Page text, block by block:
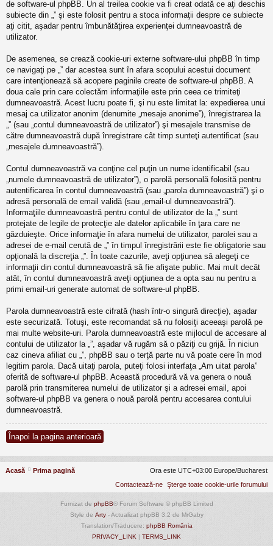
de software-ul phpBB. Un al treilea cookie va fi creat odată ce aţi deschis
subiecte din „” şi este folosit pentru a stoca informaţii despre ce subiecte
aţi citit, aşadar pentru îmbunătăţirea experienţei dumneavoastră de
utilizator.
De asemenea, se crează cookie-uri externe software-ului phpBB în timp
ce navigaţi pe „” dar acestea sunt în afara scopului acestui document
care intenţionează să acopere paginile create de software-ul phpBB. A
doua cale prin care colectăm informaţiile este prin ceea ce trimiteţi
dumneavoastră. Acest lucru poate fi, şi nu este limitat la: expedierea unui
mesaj ca utilizator anonim (denumite „mesaje anonime”), înregistrarea la
„” (sau „contul dumneavoastră de utilizator”) şi mesajele transmise de
către dumneavoastră după înregistrare cât timp sunteţi autentificat (sau
„mesajele dumneavoastră”).
Contul dumneavoastră va conţine cel puţin un nume identificabil (sau
„numele dumneavoastră de utilizator”), o parolă personală folosită pentru
autentificarea în contul dumneavoastră (sau „parola dumneavoastră”) şi o
adresă personală de email validă (sau „email-ul dumneavoastră”).
Informaţiile dumneavoastră pentru contul de utilizator de la „” sunt
protejate de legile de protecţie ale datelor aplicabile în ţara care ne
găzduieşte. Orice informaţie în afara numelui de utilizator, parolei sau a
adresei de e-mail cerută de „” în timpul înregistrării este fie obligatorie sau
opţională la discreţia „”. În toate cazurile, aveţi opţiunea să alegeţi ce
informaţii din contul dumneavoastră să fie afişate public. Mai mult decât
atât, în contul dumneavoastră aveţi opţiunea de a opta sau nu pentru a
primi email-uri generate automat de software-ul phpBB.
Parola dumneavoastră este cifrată (hash într-o singură direcţie), aşadar
este securizată. Totuşi, este recomandat să nu folosiţi aceeaşi parolă pe
mai multe website-uri. Parola dumneavoastră este mijlocul de accesare al
contului de utilizator la „”, aşadar vă rugăm să o păziţi cu grijă. În niciun
caz cineva afiliat cu „”, phpBB sau o terţă parte nu vă poate cere în mod
legitim parola. Dacă uitaţi parola, puteţi folosi interfaţa „Am uitat parola”
oferită de software-ul phpBB. Această procedură vă va genera o nouă
parolă prin transmiterea numelui de utilizator şi a adresei email, apoi
software-ul phpBB va genera o nouă parolă pentru accesarea contului
dumneavoastră.
Înapoi la pagina anterioară
Acasă Prima pagină
Ora este UTC+03:00 Europe/Bucharest
Şterge toate cookie-urile forumului
Contactează-ne
Furnizat de phpBB® Forum Software © phpBB Limited
Style de Arty- Actualizat phpBB 3.2 de MrGaby
Translation/Traducere: phpBB România
PRIVACY_LINK | TERMS_LINK